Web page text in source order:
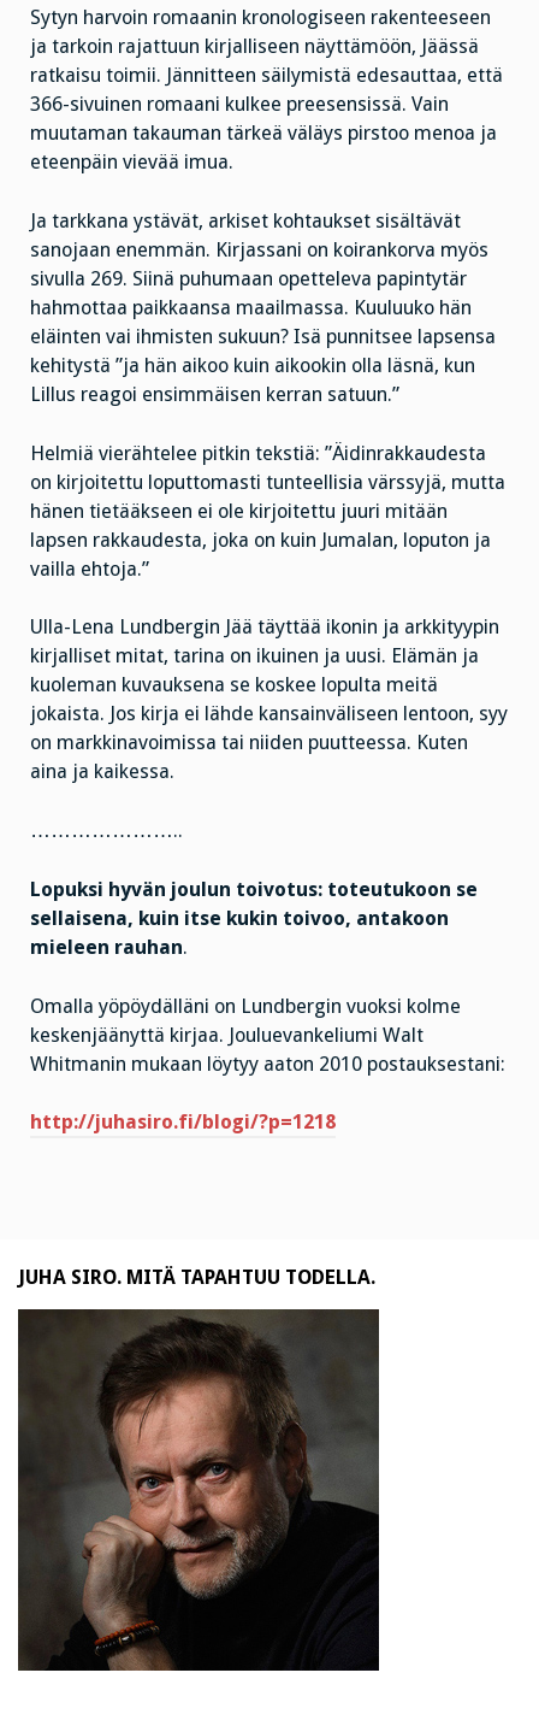
Sytyn harvoin romaanin kronologiseen rakenteeseen
ja tarkoin rajattuun kirjalliseen näyttämöön, Jäässä
ratkaisu toimii. Jännitteen säilymistä edesauttaa, että
366-sivuinen romaani kulkee preesensissä. Vain
muutaman takauman tärkeä väläys pirstoo menoa ja
eteenpäin vievää imua.
Ja tarkkana ystävät, arkiset kohtaukset sisältävät
sanojaan enemmän. Kirjassani on koirankorva myös
sivulla 269. Siinä puhumaan opetteleva papintytär
hahmottaa paikkaansa maailmassa. Kuuluuko hän
eläinten vai ihmisten sukuun? Isä punnitsee lapsensa
kehitystä ”ja hän aikoo kuin aikookin olla läsnä, kun
Lillus reagoi ensimmäisen kerran satuun.”
Helmiä vierähtelee pitkin tekstiä: ”Äidinrakkaudesta
on kirjoitettu loputtomasti tunteellisia värssyjä, mutta
hänen tietääkseen ei ole kirjoitettu juuri mitään
lapsen rakkaudesta, joka on kuin Jumalan, loputon ja
vailla ehtoja.”
Ulla-Lena Lundbergin Jää täyttää ikonin ja arkkityypin
kirjalliset mitat, tarina on ikuinen ja uusi. Elämän ja
kuoleman kuvauksena se koskee lopulta meitä
jokaista. Jos kirja ei lähde kansainväliseen lentoon, syy
on markkinavoimissa tai niiden puutteessa. Kuten
aina ja kaikessa.
…………………..
Lopuksi hyvän joulun toivotus: toteutukoon se
sellaisena, kuin itse kukin toivoo, antakoon
mieleen rauhan.
Omalla yöpöydälläni on Lundbergin vuoksi kolme
keskenjäänyttä kirjaa. Jouluevankeliumi Walt
Whitmanin mukaan löytyy aaton 2010 postauksestani:
http://juhasiro.fi/blogi/?p=1218
JUHA SIRO. MITÄ TAPAHTUU TODELLA.